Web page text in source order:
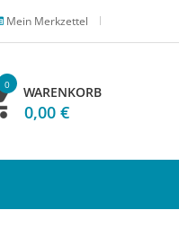
Mein Merkzettel
WARENKORB
0
0,00 €